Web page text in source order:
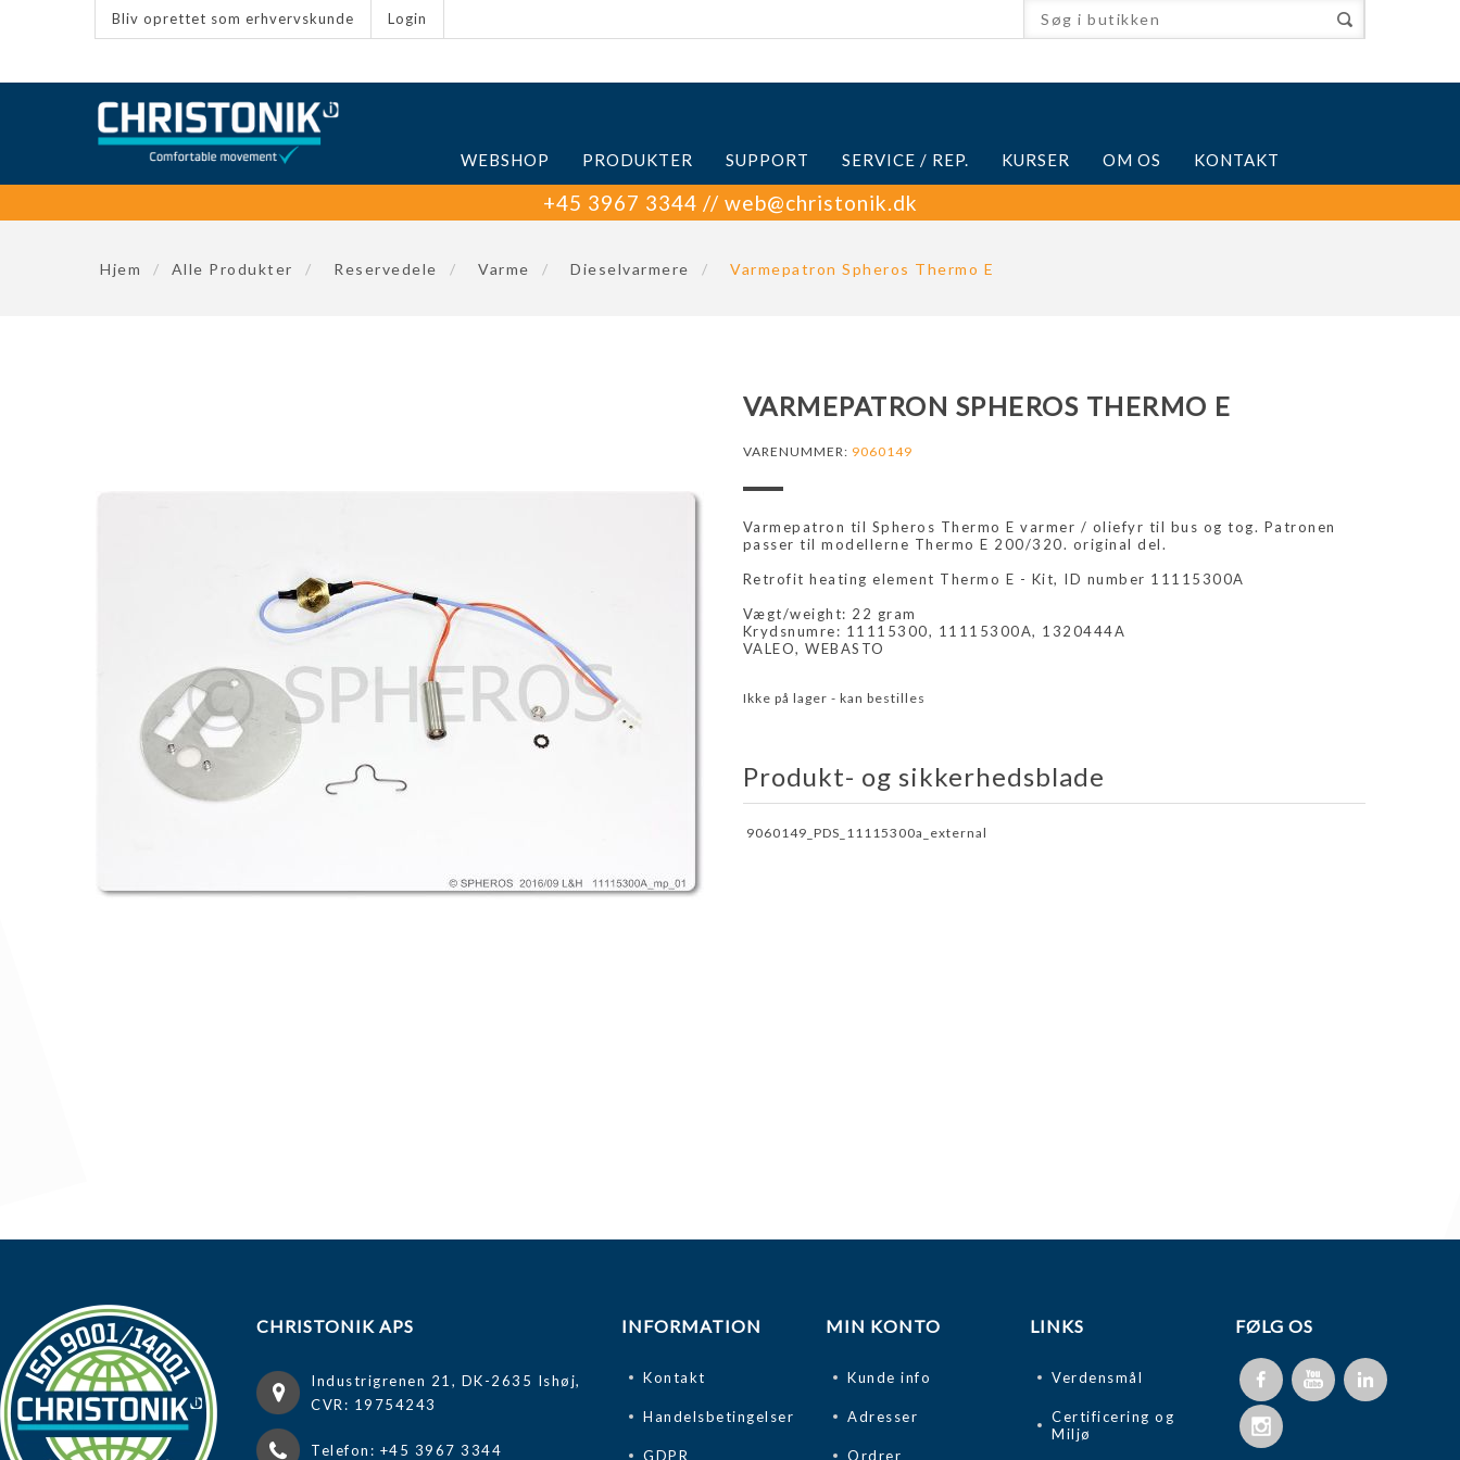
Bliv oprettet som erhvervskunde Login
WEBSHOP PRODUKTER SUPPORT SERVICE / REP. KURSER OM OS KONTAKT
+45 3967 3344 // web@christonik.dk
Hjem / Alle Produkter / Reservedele / Varme / Dieselvarmere / Varmepatron Spheros Thermo E
VARMEPATRON SPHEROS THERMO E
VARENUMMER: 9060149
Varmepatron til Spheros Thermo E varmer / oliefyr til bus og tog. Patronen
passer til modellerne Thermo E 200/320. original del.
Retrofit heating element Thermo E - Kit, ID number 11115300A
Vægt/weight: 22 gram
Krydsnumre: 11115300, 11115300A, 1320444A
VALEO, WEBASTO
Ikke på lager - kan bestilles
Produkt- og sikkerhedsblade
9060149_PDS_11115300a_external
CHRISTONIK APS
Industrigrenen 21, DK-2635 Ishøj,
CVR: 19754243
Telefon: +45 3967 3344
INFORMATION
Kontakt
Handelsbetingelser
GDPR
MIN KONTO
Kunde info
Adresser
Ordrer
LINKS
Verdensmål
Certificering og
Miljø
FØLG OS